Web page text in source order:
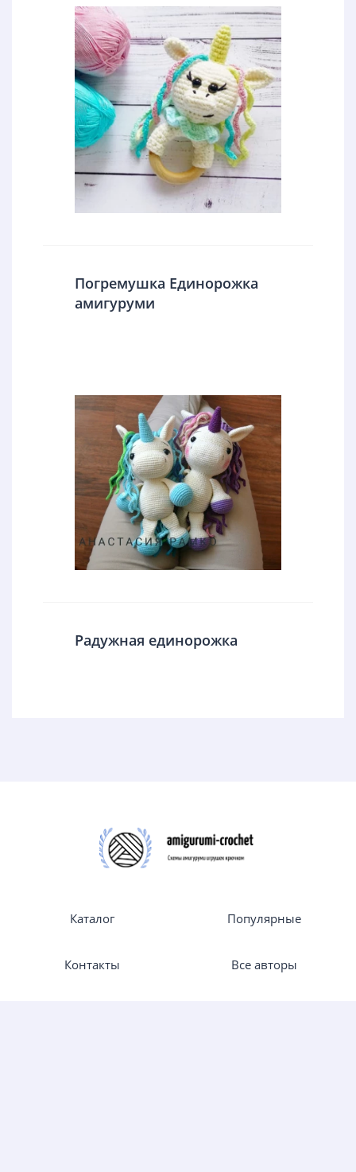
Погремушка Единорожка
амигуруми
Радужная единорожка
Каталог Популярные
Контакты Все авторы